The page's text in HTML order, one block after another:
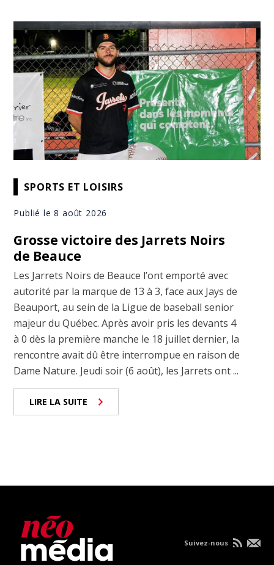
SPORTS ET LOISIRS
Publié le 8 août 2026
Grosse victoire des Jarrets Noirs
de Beauce
Les Jarrets Noirs de Beauce l’ont emporté avec
autorité par la marque de 13 à 3, face aux Jays de
Beauport, au sein de la Ligue de baseball senior
majeur du Québec. Après avoir pris les devants 4
à 0 dès la première manche le 18 juillet dernier, la
rencontre avait dû être interrompue en raison de
Dame Nature. Jeudi soir (6 août), les Jarrets ont ...
LIRE LA SUITE
Suivez-nous